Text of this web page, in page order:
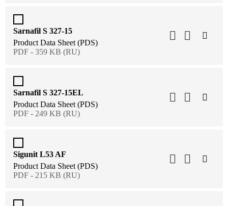
Sarnafil S 327-15
Product Data Sheet (PDS)
PDF - 359 KB (RU)
Sarnafil S 327-15EL
Product Data Sheet (PDS)
PDF - 249 KB (RU)
Sigunit L53 AF
Product Data Sheet (PDS)
PDF - 215 KB (RU)